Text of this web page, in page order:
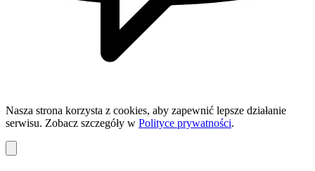
Nasza strona korzysta z cookies, aby zapewnić lepsze działanie
serwisu. Zobacz szczegóły w Polityce prywatności.